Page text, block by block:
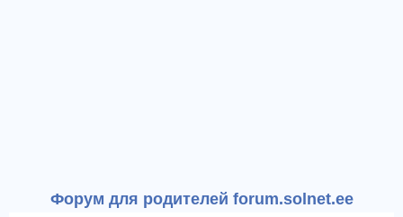
Форум для родителей forum.solnet.ee